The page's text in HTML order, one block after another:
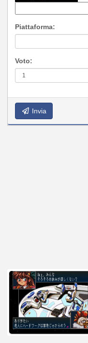
Piattaforma:
Voto:
Invia